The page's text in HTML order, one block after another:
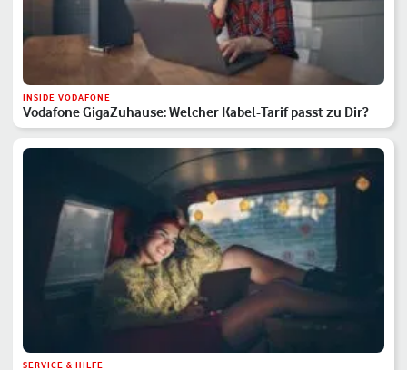
INSIDE VODAFONE
Vodafone GigaZuhause: Welcher Kabel-Tarif passt zu Dir?
SERVICE & HILFE